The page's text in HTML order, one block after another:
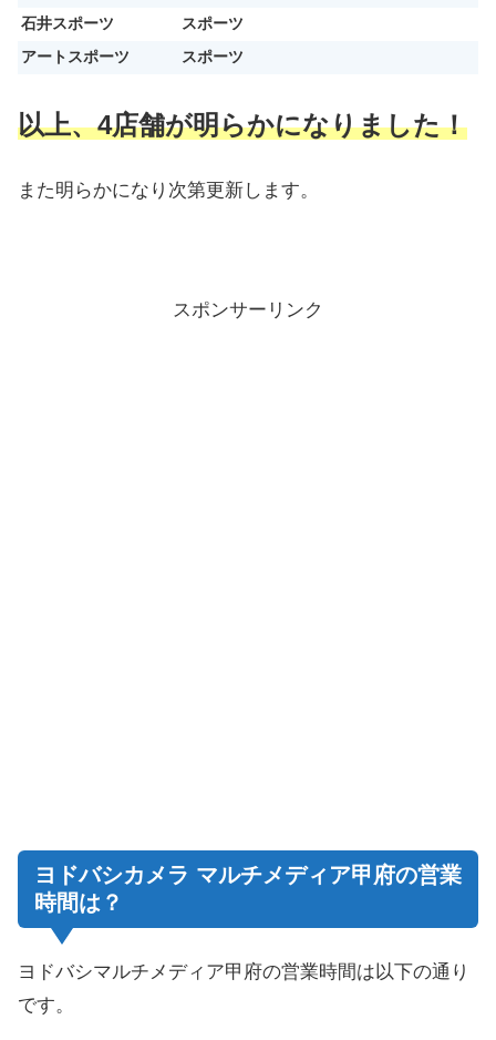
石井スポーツ
スポーツ
アートスポーツ
スポーツ
以上、4店舗が明らかになりました！
また明らかになり次第更新します。
スポンサーリンク
ヨドバシカメラ マルチメディア甲府の営業
時間は？
ヨドバシマルチメディア甲府の営業時間は以下の通り
です。